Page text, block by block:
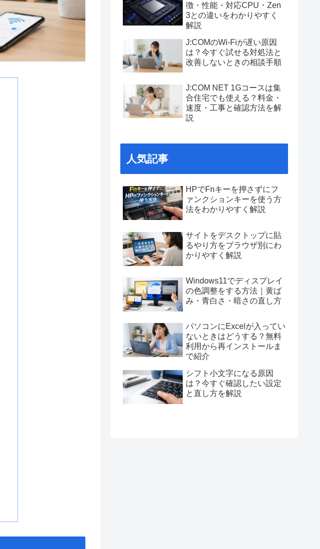
徴・性能・対応CPU・Zen
3との違いをわかりやすく
解説
J:COMのWi-Fiが遅い原因
は？今すぐ試せる対処法と
改善しないときの相談手順
J:COM NET 1Gコースは集
合住宅でも使える？料金・
速度・工事と確認方法を解
説
人気記事
HPでFnキーを押さずにフ
ァンクションキーを使う方
法をわかりやすく解説
サイトをデスクトップに貼
るやり方をブラウザ別にわ
かりやすく解説
Windows11でディスプレイ
の色調整をする方法｜黄ば
み・青白さ・暗さの直し方
パソコンにExcelが入ってい
ないときはどうする？無料
利用から再インストールま
で紹介
シフト小文字になる原因
は？今すぐ確認したい設定
と直し方を解説